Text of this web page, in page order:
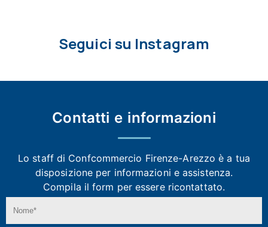
Seguici su Instagram
Contatti e informazioni
Lo staff di Confcommercio Firenze-Arezzoè a tua
disposizione per informazioni e assistenza.
Compila il form per essere ricontattato.